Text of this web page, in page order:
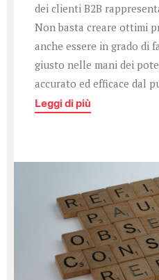
dei clienti B2B
Non basta creare ottimi
anche essere in grado di
giusto nelle mani dei
accurato ed efficace dal
Leggi di più